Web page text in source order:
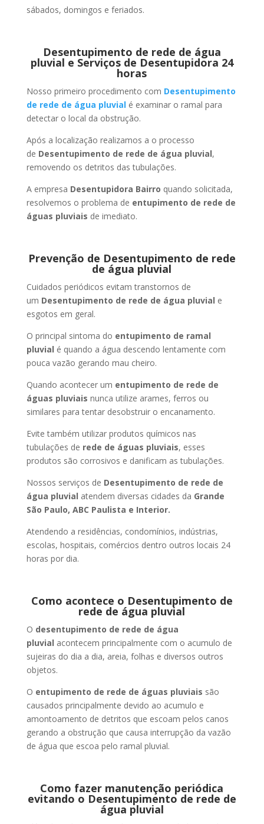
sábados, domingos e feriados.
Desentupimento de rede de água
pluvial e Serviços de Desentupidora 24
horas
Nosso primeiro procedimento com Desentupimento
de rede de água pluvialé examinar o ramal para
detectar o local da obstrução.
Após a localização realizamos a o processo
de Desentupimento de rede de água pluvial,
removendo os detritos das tubulações.
A empresa Desentupidora Bairro quando solicitada,
resolvemos o problema de entupimento de rede de
águas pluviais de imediato.
Prevenção de Desentupimento de rede
de água pluvial
Cuidados periódicos evitam transtornos de
um Desentupimento de rede de água pluvial e
esgotos em geral.
O principal sintoma do entupimento de ramal
pluvial é quando a água descendo lentamente com
pouca vazão gerando mau cheiro.
Quando acontecer um entupimento de rede de
águas pluviais nunca utilize arames, ferros ou
similares para tentar desobstruir o encanamento.
Evite também utilizar produtos químicos nas
tubulações de rede de águas pluviais, esses
produtos são corrosivos e danificam as tubulações.
Nossos serviços de Desentupimento de rede de
água pluvial atendem diversas cidades da Grande
São Paulo, ABC Paulista e Interior.
Atendendo a residências, condomínios, indústrias,
escolas, hospitais, comércios dentro outros locais 24
horas por dia.
Como acontece o Desentupimento de
rede de água pluvial
O desentupimento de rede de água
pluvial acontecem principalmente com o acumulo de
sujeiras do dia a dia, areia, folhas e diversos outros
objetos.
O entupimento de rede de águas pluviais são
causados principalmente devido ao acumulo e
amontoamento de detritos que escoam pelos canos
gerando a obstrução que causa interrupção da vazão
de água que escoa pelo ramal pluvial.
Como fazer manutenção periódica
evitando o Desentupimento de rede de
água pluvial